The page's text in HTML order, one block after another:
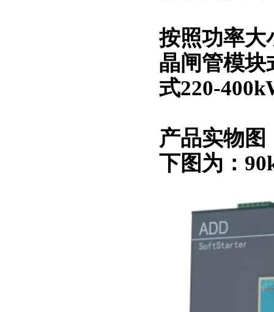
按照功率大
晶闸管模块
式220-
产品实物图
下图为：